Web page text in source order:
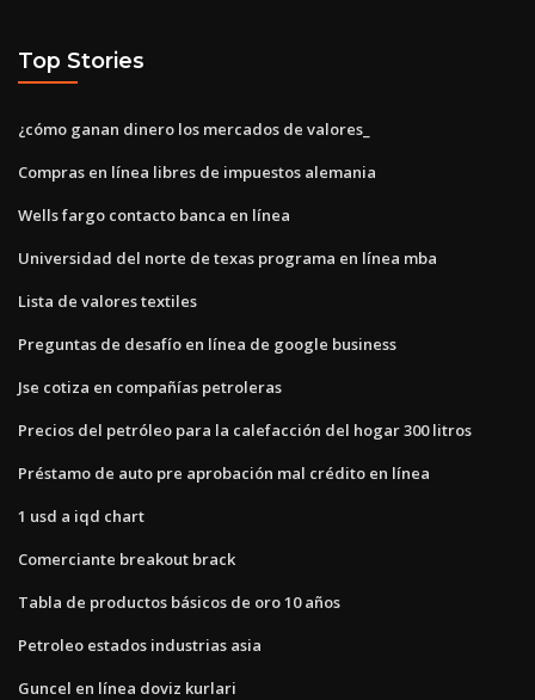
Top Stories
¿cómo ganan dinero los mercados de valores_
Compras en línea libres de impuestos alemania
Wells fargo contacto banca en línea
Universidad del norte de texas programa en línea mba
Lista de valores textiles
Preguntas de desafío en línea de google business
Jse cotiza en compañías petroleras
Precios del petróleo para la calefacción del hogar 300 litros
Préstamo de auto pre aprobación mal crédito en línea
1 usd a iqd chart
Comerciante breakout brack
Tabla de productos básicos de oro 10 años
Petroleo estados industrias asia
Guncel en línea doviz kurlari